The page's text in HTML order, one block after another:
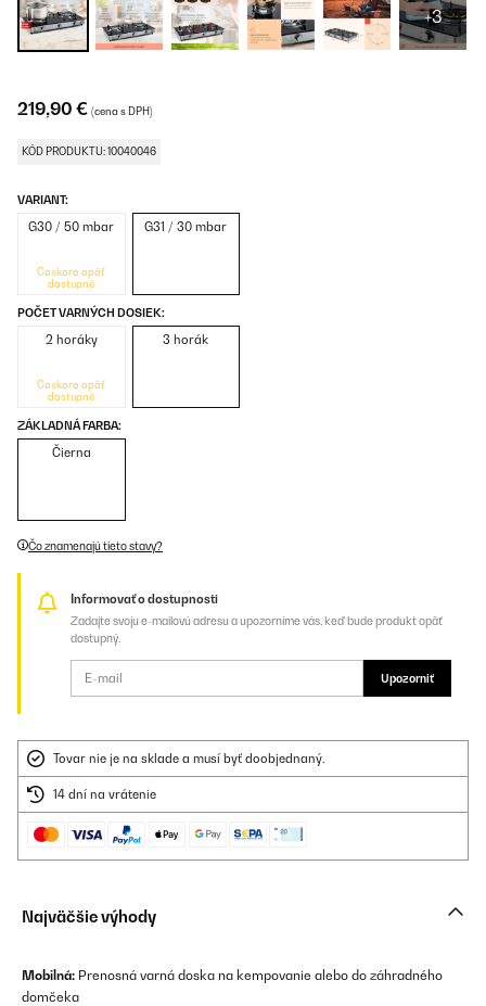
+3
219,90 € (cena s DPH)
KÓD PRODUKTU: 10040046
VARIANT:
G30 / 50 mbar
Čoskoro opäť
dostupné
G31 / 30 mbar
POČET VARNÝCH DOSIEK:
2 horáky
Čoskoro opäť
dostupné
3 horák
ZÁKLADNÁ FARBA:
Čierna
Čo znamenajú tieto stavy?
Informovať o dostupnosti
Zadajte svoju e-mailovú adresu a upozorníme vás, keď bude produkt opäť
dostupný.
Upozorniť
Tovar nie je na sklade a musí byť doobjednaný.
14 dní na vrátenie
Najväčšie výhody
Mobilná: Prenosná varná doska na kempovanie alebo do záhradného
domčeka